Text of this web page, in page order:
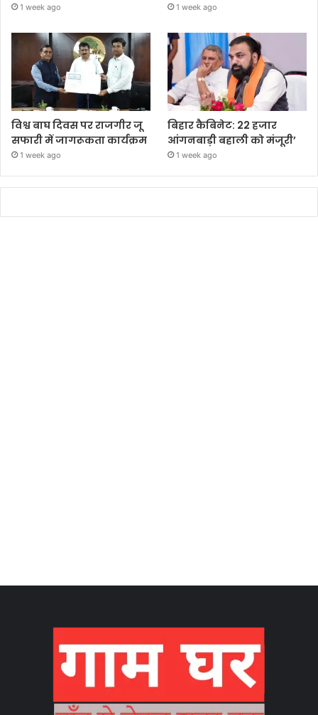
1 week ago 1 week ago
विश्व बाघ दिवस पर राजगीर जू
सफारी में जागरूकता कार्यक्रम
1 week ago
बिहार कैबिनेट: 22 हजार
आंगनबाड़ी बहाली को मंजूरी’
1 week ago